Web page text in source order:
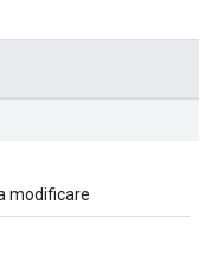
modificare